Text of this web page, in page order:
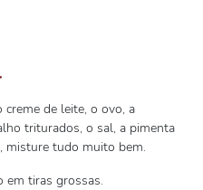
de leite, o ovo, a
triturados, o sal, a pimenta
misture tudo muito bem.
em tiras grossas.